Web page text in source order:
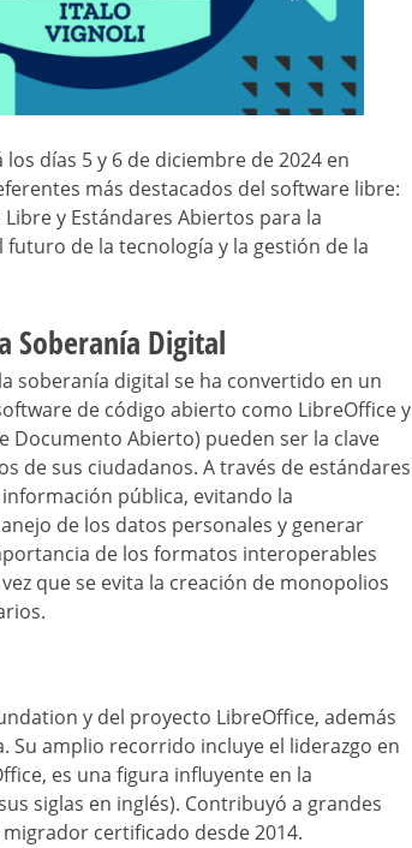
días 5 y 6 de diciembre de 2024 en
más destacados del software libre:
y Estándares Abiertos para la
de la tecnología y la gestión de la
Soberanía Digital
soberanía digital se ha convertido en un
de código abierto como LibreOffice y
Documento Abierto) pueden ser la clave
de sus ciudadanos. A través de estándares
pública, evitando la
de los datos personales y generar
de los formatos interoperables
que se evita la creación de monopolios
y del proyecto LibreOffice, además
Su amplio recorrido incluye el liderazgo en
es una figura influyente en la
siglas en inglés). Contribuyó a grandes
certificado desde 2014.